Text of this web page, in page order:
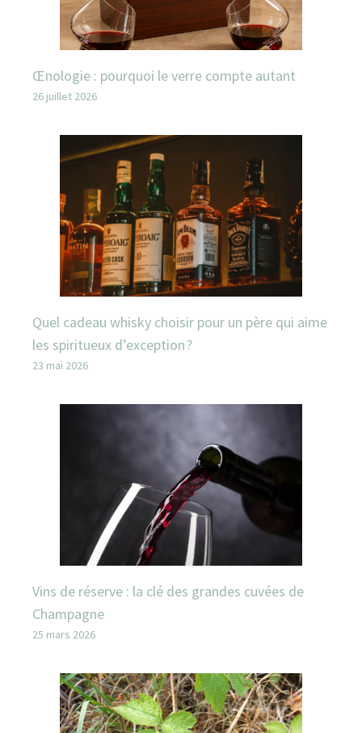
Œnologie : pourquoi le verre compte autant
26 juillet 2026
Quel cadeau whisky choisir pour un père qui aime
les spiritueux d’exception ?
23 mai 2026
Vins de réserve : la clé des grandes cuvées de
Champagne
25 mars 2026